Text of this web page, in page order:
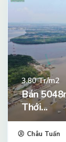
3.80Tr/m2
Bán
Thới...
Châu Tuấn